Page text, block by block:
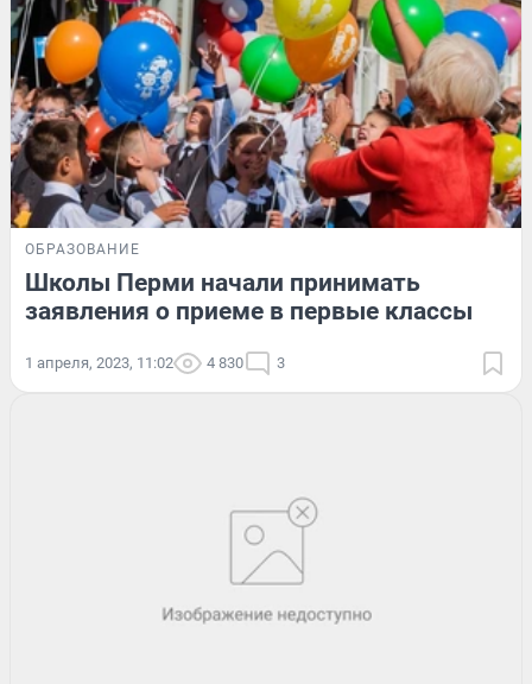
ОБРАЗОВАНИЕ
Школы Перми начали принимать
заявления о приеме в первые классы
1 апреля, 2023, 11:02 4 830 3